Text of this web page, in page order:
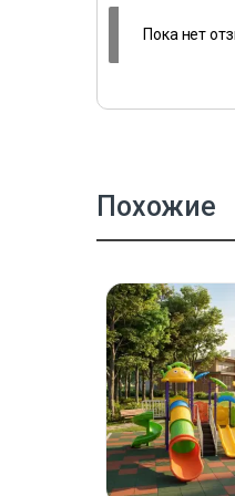
Пока нет
Похожие